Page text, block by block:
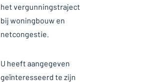
het vergunningstraject
bij woningbouw en
netcongestie.
U heeft aangegeven
geïnteresseerd te zijn